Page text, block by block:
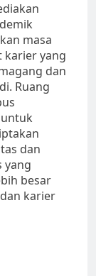
masa
karier yang
dan
Ruang
dan
yang
besar
karier